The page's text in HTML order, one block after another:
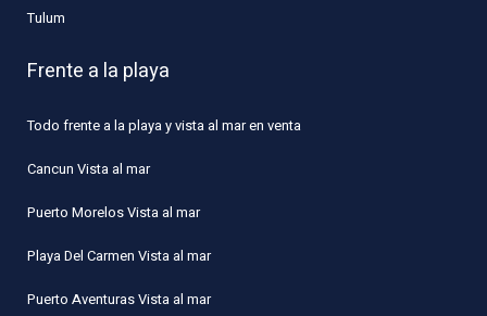
Tulum
Frente a la playa
Todo frente a la playa y vista al mar en venta
Cancun Vista al mar
Puerto Morelos Vista al mar
Playa Del Carmen Vista al mar
Puerto Aventuras Vista al mar